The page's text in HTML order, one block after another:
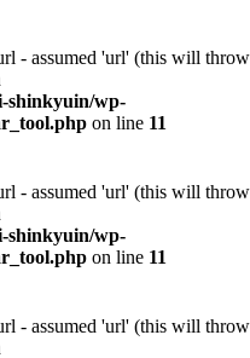
- assumed 'url' (this will throw
shinkyuin/wp-
on line 11
- assumed 'url' (this will throw
shinkyuin/wp-
on line 11
- assumed 'url' (this will throw